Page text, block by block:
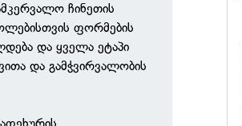
ჩინეთის
ფორმების
და ყველა ეტაპი
და გამჭვირვალობის